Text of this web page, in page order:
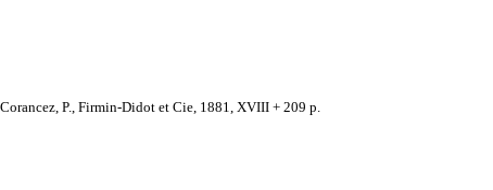
P., Firmin-Didot et Cie, 1881, XVIII + 209 p.